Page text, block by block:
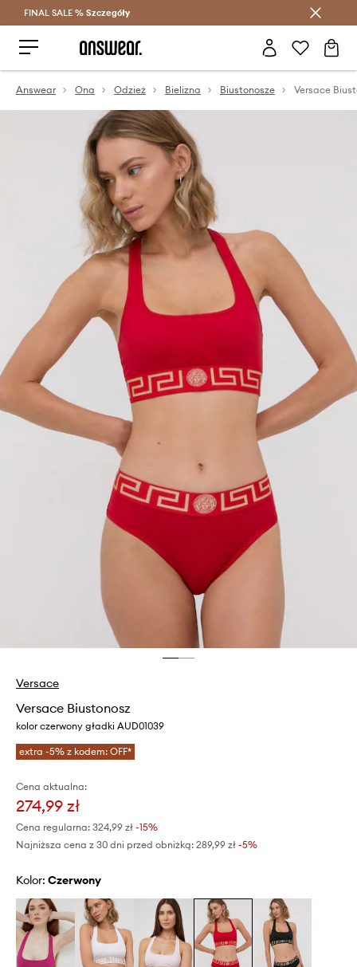
Oszczędzaj z Answear Club >
FINAL SALE % Szczegóły
Answear Ona Odzież Bielizna Biustonosze Versace
Versace
Versace Biustonosz
kolor czerwony gładki AUD01039
extra -5% z kodem: OFF*
Cena aktualna:
274,99 zł
Cena regularna: 324,99 zł -15%
Najniższa cena z 30 dni przed obniżką: 289,99 zł -5%
Kolor: czerwony